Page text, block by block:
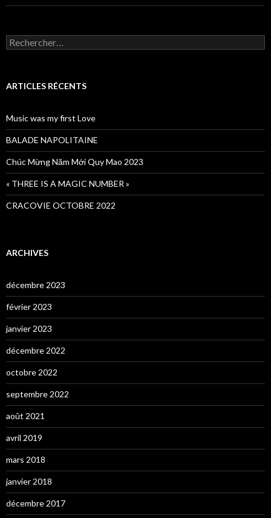
Rechercher :
ARTICLES RÉCENTS
Music was my first Love
BALADE NAPOLITAINE
Chúc Mừng Năm Mới Quy Mao 2023
« THREE IS A MAGIC NUMBER »
CRACOVIE OCTOBRE 2022
ARCHIVES
décembre 2023
février 2023
janvier 2023
décembre 2022
octobre 2022
septembre 2022
août 2021
avril 2019
mars 2018
janvier 2018
décembre 2017